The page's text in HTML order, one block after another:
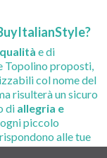
e di
Topolino proposti,
col nome del
risulterà un sicuro
di allegria e
piccolo
alle tue
troverai tutto